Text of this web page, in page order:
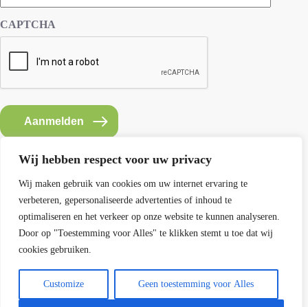
Wij hebben respect voor uw privacy
Wij maken gebruik van cookies om uw internet ervaring te
verbeteren, gepersonaliseerde advertenties of inhoud te
optimaliseren en het verkeer op onze website te kunnen analyseren.
Door op "Toestemming voor Alles" te klikken stemt u toe dat wij
cookies gebruiken.
Customize Geen toestemming voor Alles
CAPTCHA
Aanmelden
Contact SEMH
E: info@semh.info
T: 085-8769770
Contact